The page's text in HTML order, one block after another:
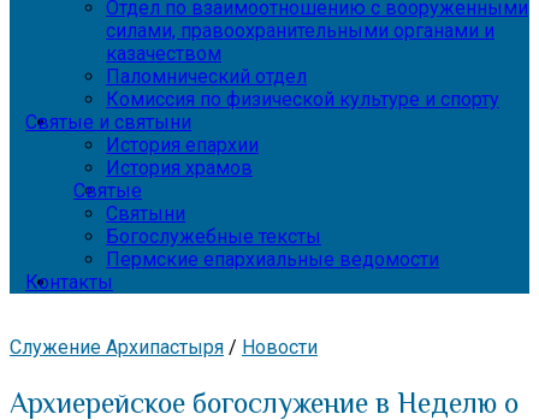
Отдел по взаимоотношению с вооруженными
силами, правоохранительными органами и
казачеством
Паломнический отдел
Комиссия по физической культуре и спорту
Святые и святыни
История епархии
История храмов
Святые
Святыни
Богослужебные тексты
Пермские епархиальные ведомости
Контакты
Служение Архипастыря / Новости
Архиерейское богослужение в Неделю о